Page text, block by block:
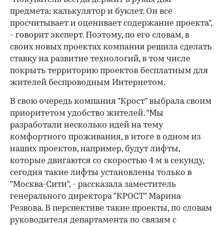
предмета: калькулятор и буклет. Он все
просчитывает и оценивает содержание проекта",
- говорит эксперт. Поэтому, по его словам, в
своих новых проектах компания решила сделать
ставку на развитие технологий, в том числе
покрыть территорию проектов бесплатным для
жителей беспроводным Интернетом.
В свою очередь компания "Крост" выбрала своим
приоритетом удобство жителей. "Мы
разработали несколько идей на тему
комфортного проживания, в итоге в одном из
наших проектов, например, будут лифты,
которые двигаются со скоростью 4 м в секунду,
сегодня такие лифты установлены только в
"Москва-Сити", - рассказала заместитель
генерального директора "КРОСТ" Марина
Резвова. В перспективе такие проекты, по словам
руководителя департамента по связям с